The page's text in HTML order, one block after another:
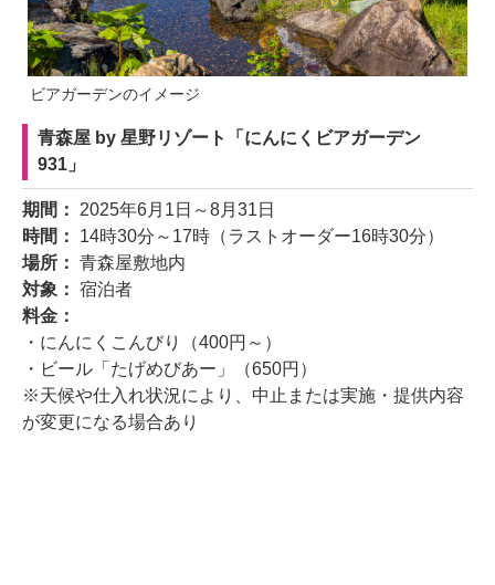
ビアガーデンのイメージ
青森屋 by 星野リゾート「にんにくビアガーデン
931」
期間： 2025年6月1日～8月31日
時間： 14時30分～17時（ラストオーダー16時30分）
場所： 青森屋敷地内
対象： 宿泊者
料金：
・にんにくこんびり（400円～）
・ビール「たげめびあー」（650円）
※天候や仕入れ状況により、中止または実施・提供内容
が変更になる場合あり